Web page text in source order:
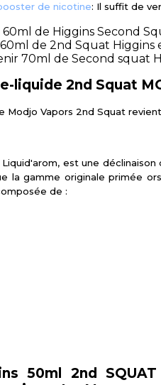
de nicotine: Il suffit de
de Higgins Second
de 2nd Squat Higgins
70ml de Second squat
liquide 2nd Squat
Vapors 2nd Squat
est une
la gamme originale primée
de :
50ml 2nd